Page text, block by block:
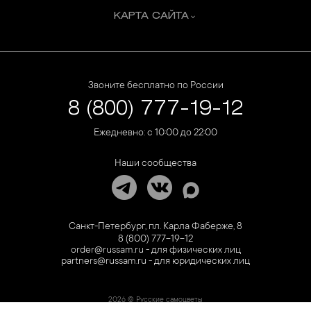
КАРТА САЙТА
Звоните бесплатно по России
8 (800) 777-19-12
Ежедневно: с 10:00 до 22:00
Наши сообщества
Санкт-Петербург, пл. Карла Фаберже, 8
8 (800) 777-19-12
order@russam.ru - для физических лиц
partners@russam.ru - для юридических лиц
2026 © Русские самоцветы